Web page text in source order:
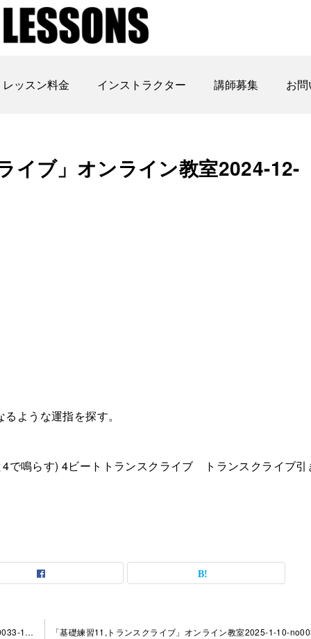
レッスン料金 インストラクター 講師募集 お
イブ」オンライン教室2024-12-
ような運指を探す。
鳴らす) 4ビートトランスクライブ トランスクライブ引
「基礎練習9,トランスクライブ」オンライン教室2024-12-5-no0033-1146